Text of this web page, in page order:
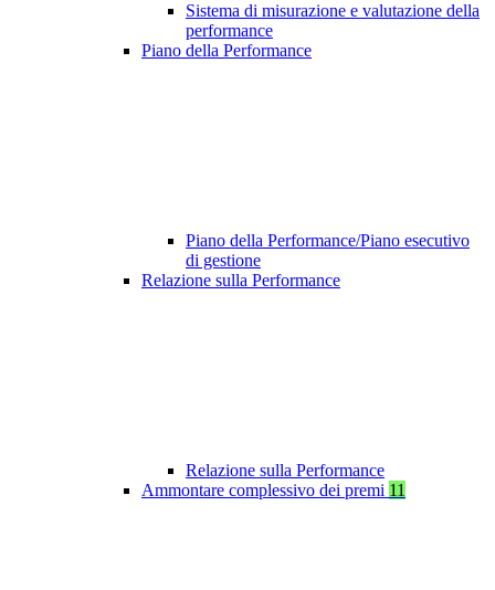
Sistema di misurazione e valutazione della
performance
Piano della Performance
Piano della Performance/Piano esecutivo
di gestione
Relazione sulla Performance
Relazione sulla Performance
Ammontare complessivo dei premi 11